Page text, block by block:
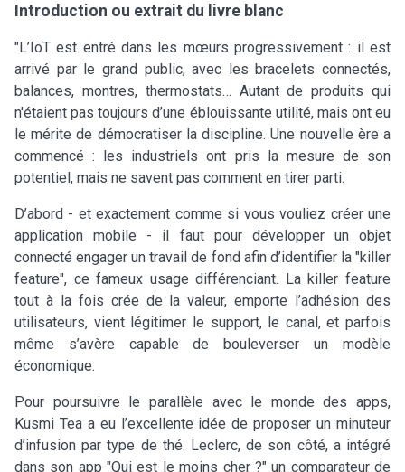
Introduction ou extrait du livre blanc
"L’IoT est entré dans les mœurs progressivement : il est
arrivé par le grand public, avec les bracelets connectés,
balances, montres, thermostats… Autant de produits qui
n'étaient pas toujours d’une éblouissante utilité, mais ont eu
le mérite de démocratiser la discipline. Une nouvelle ère a
commencé : les industriels ont pris la mesure de son
potentiel, mais ne savent pas comment en tirer parti.
D’abord - et exactement comme si vous vouliez créer une
application mobile - il faut pour développer un objet
connecté engager un travail de fond afin d’identifier la "killer
feature", ce fameux usage différenciant. La killer feature
tout à la fois crée de la valeur, emporte l’adhésion des
utilisateurs, vient légitimer le support, le canal, et parfois
même s’avère capable de bouleverser un modèle
économique.
Pour poursuivre le parallèle avec le monde des apps,
Kusmi Tea a eu l’excellente idée de proposer un minuteur
d’infusion par type de thé. Leclerc, de son côté, a intégré
dans son app "Qui est le moins cher ?" un comparateur de